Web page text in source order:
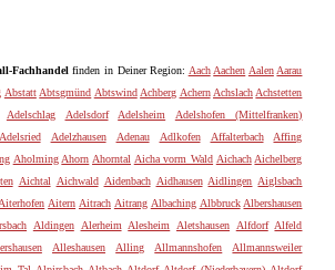
Fachhandelfinden in Deiner Region: Aach Aachen Aalen Aarau
Abstatt Abtsgmünd Abtswind Achberg Achern Achslach Achstetten
Adelschlag Adelsdorf Adelsheim
Adelshofen (Mittelfranken)
Adelsried Adelzhausen Adenau Adlkofen Affalterbach
Affing
Aholming Ahorn Ahorntal Aicha vorm Wald Aichach Aichelberg
Aichtal Aichwald Aidenbach Aidhausen Aidlingen Aiglsbach
Aiterhofen Aitern Aitrach Aitrang Albaching Albbruck Albershausen
Aldingen Alerheim Alesheim Aletshausen Alfdorf Alfeld
Alleshausen Alling Allmannshofen
Allmannsweiler